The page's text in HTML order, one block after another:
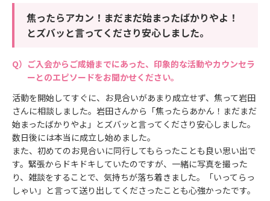
焦ったらアカン！まだまだ始まったばかりやよ！
とズバッと言ってくださり安心しました。
ご入会からご成婚までにあった、印象的な活動やカウンセラ
ーとのエピソードをお聞かせください。
活動を開始してすぐに、お見合いがあまり成立せず、焦って岩田
さんに相談しました。岩田さんから「焦ったらあかん！まだまだ
始まったばかりやよ」とズバッと言ってくださり安心しました。
数日後には本当に成立し始めました。
また、初めてのお見合いに同行してもらったことも良い思い出で
す。緊張からドキドキしていたのですが、一緒に写真を撮った
り、雑談をすることで、気持ちが落ち着きました。「いってらっ
しゃい」と言って送り出してくださったことも心強かったです。